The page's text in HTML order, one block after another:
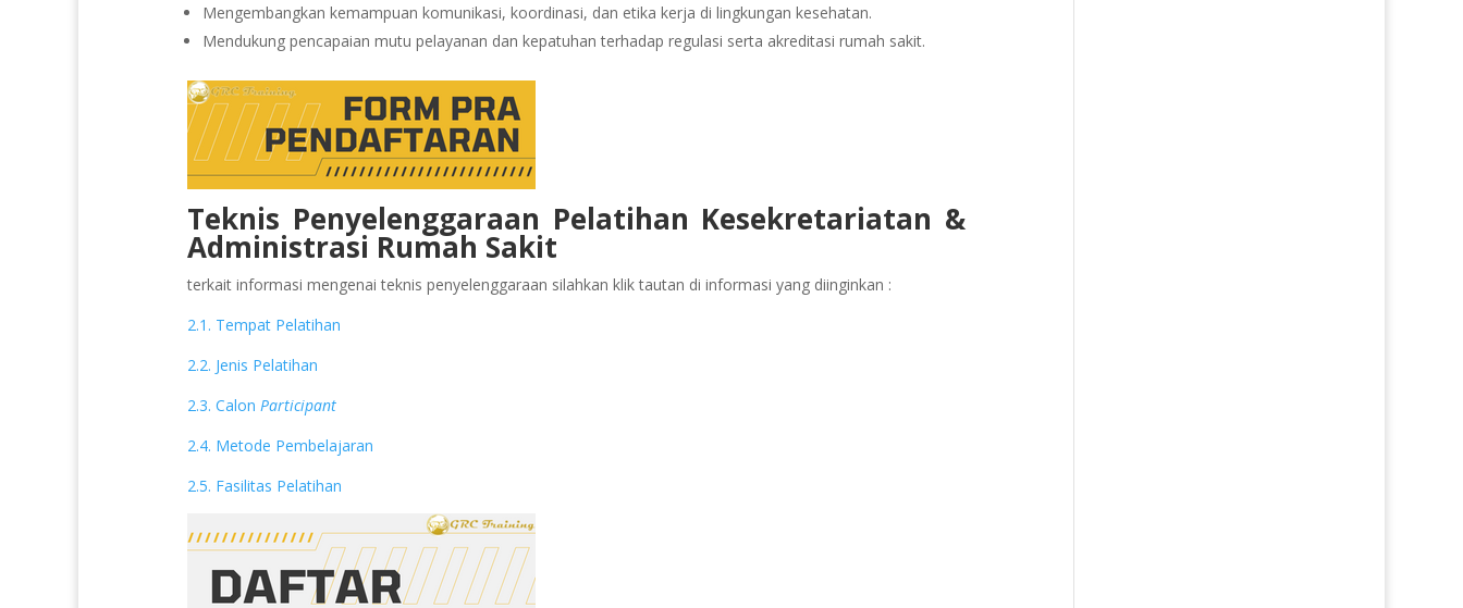
Mengembangkan kemampuan komunikasi, koordinasi, dan etika kerja di lingkungan kesehatan.
Mendukung pencapaian mutu pelayanan dan kepatuhan terhadap regulasi serta akreditasi rumah sakit.
Teknis Penyelenggaraan Pelatihan Kesekretariatan &
Administrasi Rumah Sakit
terkait informasi mengenai teknis penyelenggaraan silahkan klik tautan di informasi yang diinginkan :
2.1. Tempat Pelatihan
2.2. Jenis Pelatihan
2.3. Calon Participant
2.4. Metode Pembelajaran
2.5. Fasilitas Pelatihan